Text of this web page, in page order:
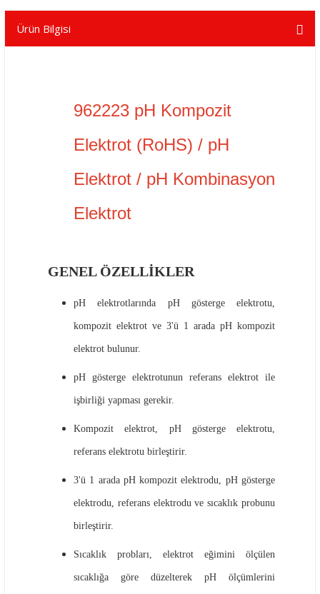
Ürün Bilgisi
962223 pH Kompozit
Elektrot (RoHS) / pH
Elektrot / pH Kombinasyon
Elektrot
GENEL ÖZELLİKLER
pH elektrotlarında pH gösterge elektrotu,
kompozit elektrot ve 3'ü 1 arada pH kompozit
elektrot bulunur.
pH gösterge elektrotunun referans elektrot ile
işbirliği yapması gerekir.
Kompozit elektrot, pH gösterge elektrotu,
referans elektrotu birleştirir.
3'ü 1 arada pH kompozit elektrodu, pH gösterge
elektrodu, referans elektrodu ve sıcaklık probunu
birleştirir.
Sıcaklık probları, elektrot eğimini ölçülen
sıcaklığa göre düzelterek pH ölçümlerini